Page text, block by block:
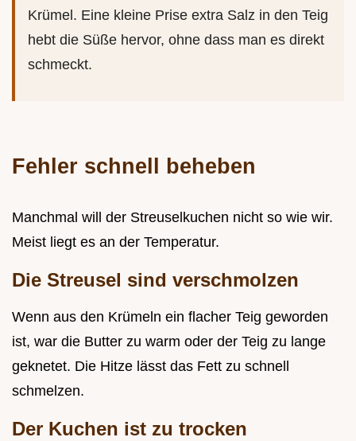
Krümel. Eine kleine Prise extra Salz in den Teig
hebt die Süße hervor, ohne dass man es direkt
schmeckt.
Fehler schnell beheben
Manchmal will der Streuselkuchen nicht so wie wir.
Meist liegt es an der Temperatur.
Die Streusel sind verschmolzen
Wenn aus den Krümeln ein flacher Teig geworden
ist, war die Butter zu warm oder der Teig zu lange
geknetet. Die Hitze lässt das Fett zu schnell
schmelzen.
Der Kuchen ist zu trocken